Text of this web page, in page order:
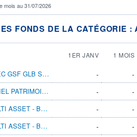
mois au 31/07/2026
FONDS DE LA CATÉGORIE
1ER JANV 1 MOIS
INVESTEC GSF GLB STRATMGD I ACC EUR H - -
ESSENTIEL PATRIMOINE AC
- -
FVS MULTI ASSET - BALANCED R
- -
FVS MULTI ASSET - BALANCED RT
- -